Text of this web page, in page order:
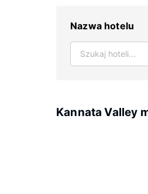
Nazwa hotelu
Kannata Valley